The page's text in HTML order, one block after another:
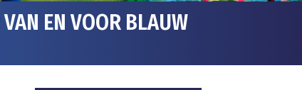
EN VOOR BLAUW